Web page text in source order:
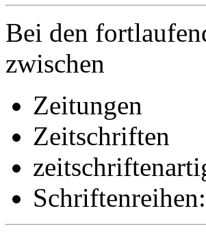
Bei den
zwischen
Zeitungen
Zeitschriften
Schriftenreihen: